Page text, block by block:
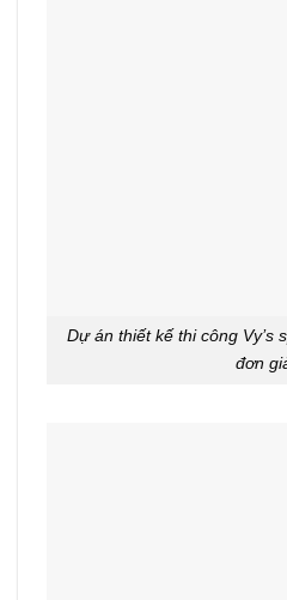
Dự án thiết kế thi công Vy’s
đơn